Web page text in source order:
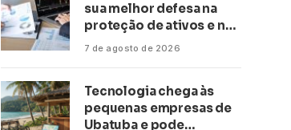
sua melhor defesa na
proteção de ativos e na
saúde financeira!
7 de agosto de 2026
Tecnologia chega às
pequenas empresas de
Ubatuba e pode